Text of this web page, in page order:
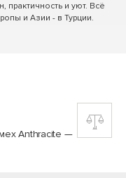
практичность и уют. Всё
и Азии - в Турции.
Anthracite —